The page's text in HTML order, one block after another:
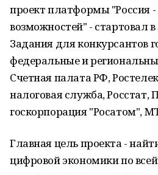
проект платформы "Россия -
возможностей" - стартовал
Задания для конкурсантов
федеральные и
Счетная палата РФ,
налоговая служба, Росстат,
госкорпорация "Росатом",
Главная цель проекта -
цифровой экономики по